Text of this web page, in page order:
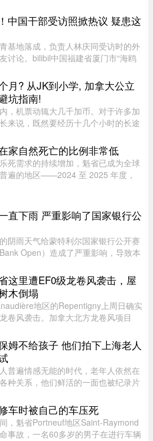
之前明确表示，故事就是故事，他手
实据，建议大 ...
中国干部受访照掀热议 疑患这
基地落成，负责人林庆同受访时的外
讨论。bilibil中国福建省厦门市“海鸥
的脖子引起网友议论，被怀疑是AI特
认识他的 ...
月? 从JK到小学, 加拿大公立
坑指南!
，机票动辄大几千加币。对于许多加
来说，既然要经历十几个小时的长途
，请假回国待上一个月，让孩子好好
，成了不少 ...
家自然死亡的比例非常低
死需求的持续增加，魁省已成为全球
遍的地区——2024 至 2025 年度，
面，魁省的表现 ...
直下雨 严重影响了国家银行公
阴雨天气给蒙特利尔国家银行公开赛
Bank Open）造成了严重影响，导致本
比赛预定开始前，一场倾盆大雨让赛
不将开赛时间 ...
这里遭EF0级龙卷风袭击，屋
木倒塌
地区的Repentigny上周日确实
卷风袭击。加拿大北方龙卷风项目
的是一场EF0级龙卷风。报告指出，
在一个弱超级单体 ...
姆不给孩子 他们拍下上海老人
普遍情感无能的时代，老年人依然在
种关系，他们鲜活的一面也被纪录片
片段，《前浪》系列在做的其实是激
视每个人都将 ...
车时被自己的车压死
，魁省Portneuf地区Saint-Raymond
事故，一名60多岁的男子在进行车辆